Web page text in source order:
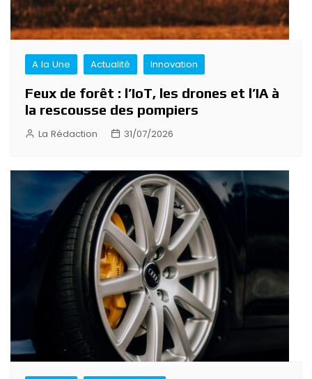
A la Une Actualité Innovation
Feux de forêt : l’IoT, les drones et l’IA à
la rescousse des pompiers
La Rédaction 31/07/2026